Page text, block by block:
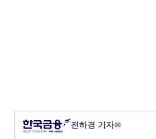
전하경 기자✉